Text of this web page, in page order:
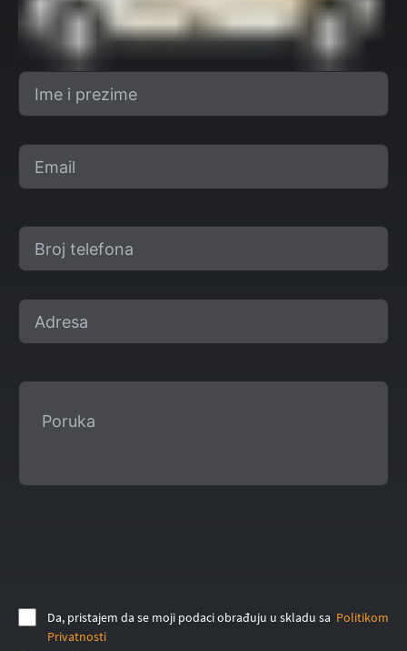
Da, pristajem da se moji podaci obrađuju u skladu sa Politikom
Privatnosti